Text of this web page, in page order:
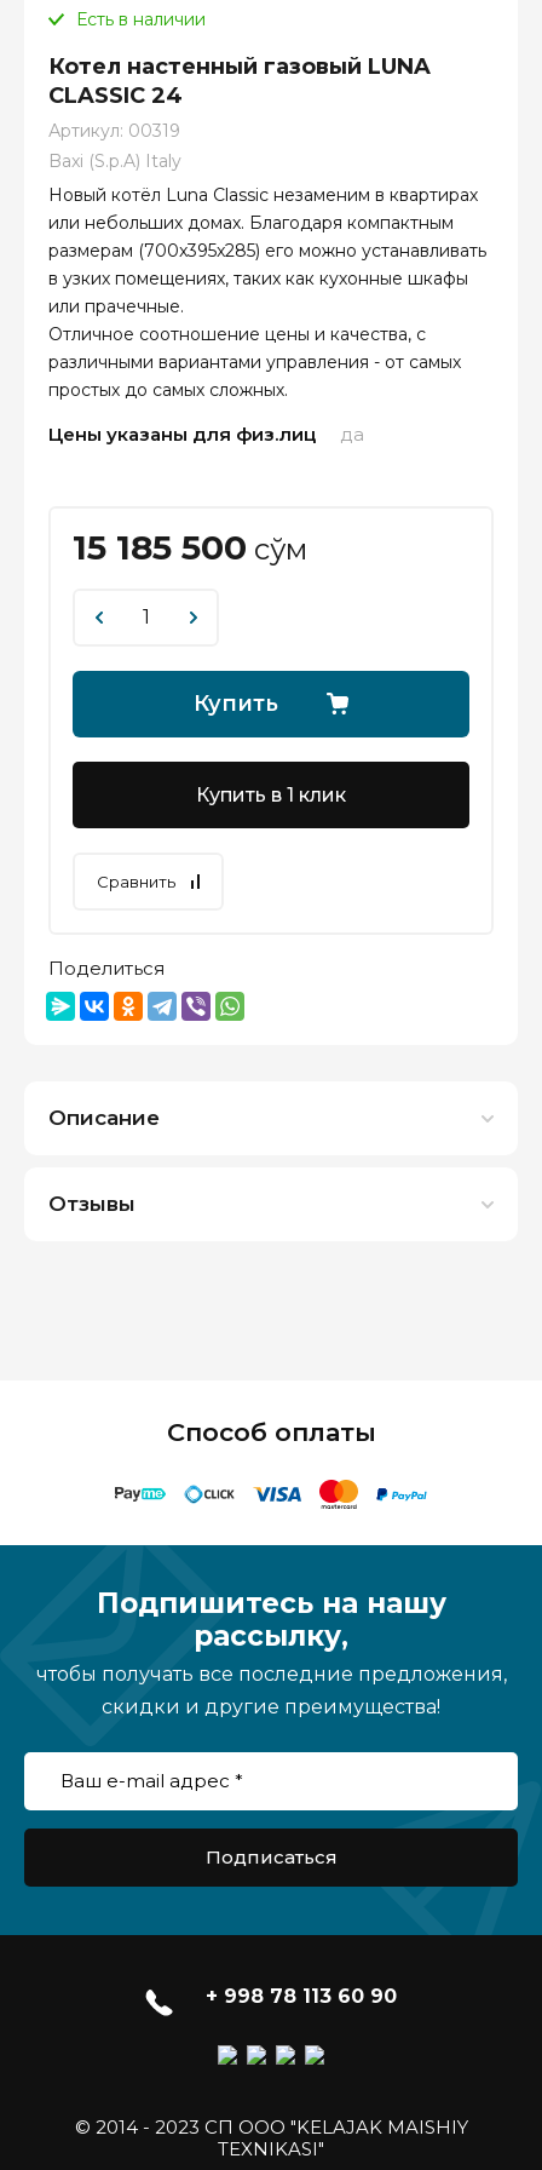
Есть в наличии
Котел настенный газовый LUNA
CLASSIC 24
Артикул: 00319
Baxi (S.p.A) Italy
Новый котёл Luna Classic незаменим в квартирах
или небольших домах. Благодаря компактным
размерам (700x395x285) его можно устанавливать
в узких помещениях, таких как кухонные шкафы
или прачечные.
Отличное соотношение цены и качества, с
различными вариантами управления - от самых
простых до самых сложных.
Цены указаны для физ.лиц да
15 185 500 сўм
Купить
Купить в 1 клик
Сравнить
Поделиться
Описание
Отзывы
Способ оплаты
Подпишитесь на нашу
рассылку,
чтобы получать все последние предложения,
скидки и другие преимущества!
Подписаться
+ 998 78 113 60 90
© 2014 - 2023 СП ООО "KELAJAK MAISHIY
TEXNIKASI"